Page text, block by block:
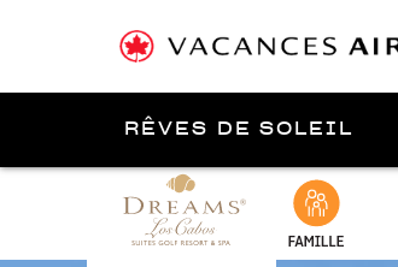
RÊVES DE SOLEIL
Los Cabos